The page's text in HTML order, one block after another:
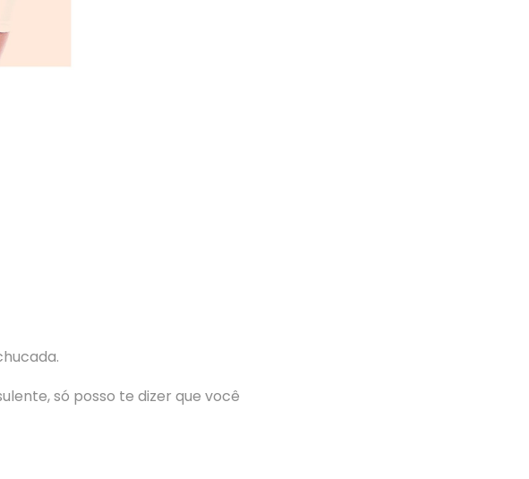
só posso te dizer que você